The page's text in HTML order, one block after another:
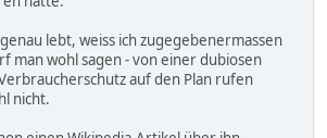
lebt, weiss ich zugegebenermassen
man wohl sagen - von einer dubiosen
auf den Plan rufen
nicht.